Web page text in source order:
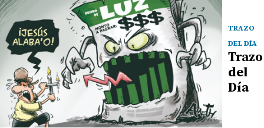
TRAZO
DEL DÍA
Trazo
del
Día